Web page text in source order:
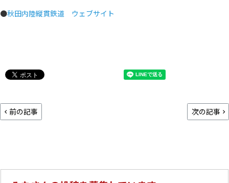
●秋田内陸縦貫鉄道 ウェブサイト
前の記事 次の記事